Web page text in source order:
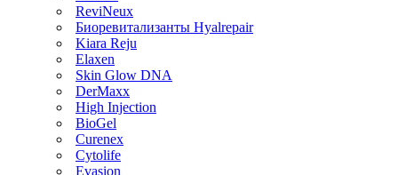
ReviNeux
Биоревитализанты Hyalrepair
Kiara Reju
Elaxen
Skin Glow DNA
DerMaxx
High Injection
BioGel
Curenex
Cytolife
Evasion